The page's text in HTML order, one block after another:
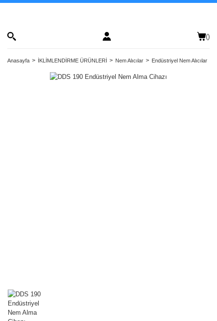
()
Anasayfa İKLİMLENDİRME ÜRÜNLERİ Nem Alıcılar Endüstriyel Nem Alıcılar